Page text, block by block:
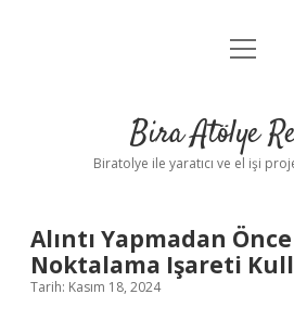
Anasayfa
Yasal Uyarı
menüyü
Bira Atölye
Biratolye ile yaratıcı ve el işi
Alıntı Yapmadan
Noktalama Işareti
Tarih: Kasım 18, 2024